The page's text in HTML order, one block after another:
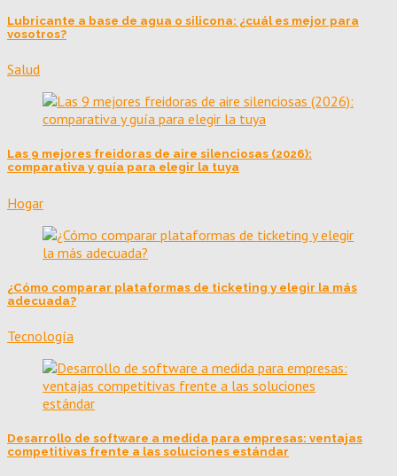
Lubricante a base de agua o silicona: ¿cuál es mejor para
vosotros?
Salud
Las 9 mejores freidoras de aire silenciosas (2026):
comparativa y guía para elegir la tuya
Hogar
¿Cómo comparar plataformas de ticketing y elegir la más
adecuada?
Tecnología
Desarrollo de software a medida para empresas: ventajas
competitivas frente a las soluciones estándar